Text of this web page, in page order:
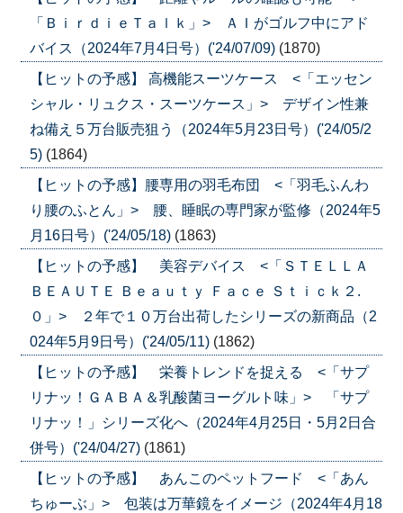
「ＢｉｒｄｉｅＴａｌｋ」> ＡＩがゴルフ中にアド
バイス（2024年7月4日号）('24/07/09) (1870)
【ヒットの予感】 高機能スーツケース <「エッセン
シャル・リュクス・スーツケース」> デザイン性兼
ね備え５万台販売狙う（2024年5月23日号）('24/05/2
5) (1864)
【ヒットの予感】腰専用の羽毛布団 <「羽毛ふんわ
り腰のふとん」> 腰、睡眠の専門家が監修（2024年5
月16日号）('24/05/18) (1863)
【ヒットの予感】 美容デバイス <「ＳＴＥＬＬＡ
ＢＥＡＵＴＥ Ｂｅａｕｔｙ Ｆａｃｅ Ｓｔｉｃｋ２.
０」> ２年で１０万台出荷したシリーズの新商品（2
024年5月9日号）('24/05/11) (1862)
【ヒットの予感】 栄養トレンドを捉える <「サプ
リナッ！ＧＡＢＡ＆乳酸菌ヨーグルト味」> 「サプ
リナッ！」シリーズ化へ（2024年4月25日・5月2日合
併号）('24/04/27) (1861)
【ヒットの予感】 あんこのペットフード <「あん
ちゅーぶ」> 包装は万華鏡をイメージ（2024年4月18